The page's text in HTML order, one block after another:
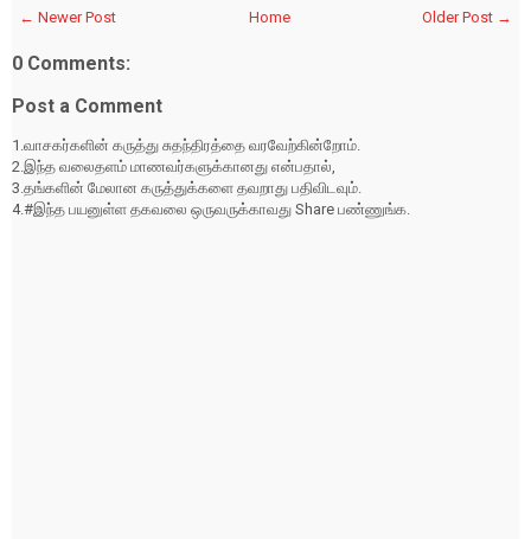
← Newer Post Older Post →
Home
0 Comments:
Post a Comment
1.வாசகர்களின் கருத்து சுதந்திரத்தை வரவேற்கின்றோம்.
2.இந்த வலைதளம் மாணவர்களுக்கானது என்பதால்,
3.தங்களின் மேலான கருத்துக்களை தவறாது பதிவிடவும்.
4.#இந்த பயனுள்ள தகவலை ஒருவருக்காவது Share பண்ணுங்க.